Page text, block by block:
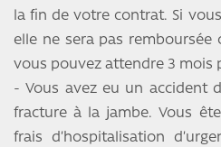
la fin de votre contrat. Si
elle ne sera pas remboursée
vous pouvez attendre 3 mois
- Vous avez eu un accident
fracture à la jambe. Vous
frais d’hospitalisation